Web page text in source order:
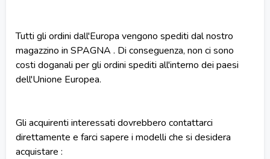
Tutti gli ordini dall'Europa vengono spediti dal nostro
magazzino in SPAGNA . Di conseguenza, non ci sono
costi doganali per gli ordini spediti all'interno dei paesi
dell'Unione Europea.
Gli acquirenti interessati dovrebbero contattarci
direttamente e farci sapere i modelli che si desidera
acquistare :